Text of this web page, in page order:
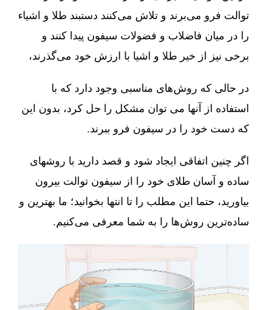
توالت فرو می‌برند و تلاش می‌کنند دستبند طلا و اشیاء
را در میان فاضلاب و فضولات سیفون پیدا کنند و
برخی نیز از خیر طلا و اشیا با ارزش خود می‌گذرند،
در حالی که روش‌های مناسبی وجود دارد که با
استفاده از آنها می توان مشکل را حل کرد، بدون این
که دست خود را در سیفون فرو ببرند.
اگر چنین اتفاقی ایجاد شود و قصد دارید با روشهای
ساده و آسان طلای خود را از سیفون توالت بیرون
بیاورید، حتما این مطلب را تا انتها بخوانید؛ ما بهترین و
ساده‌ترین روش‌ها را به شما معرفی می‌کنیم.